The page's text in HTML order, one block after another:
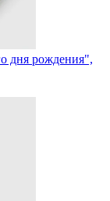
дня рождения",